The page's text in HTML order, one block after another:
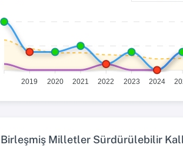
2019 2020 2021 2022 2023 2024
Birleşmiş Milletler Sürdürülebilir